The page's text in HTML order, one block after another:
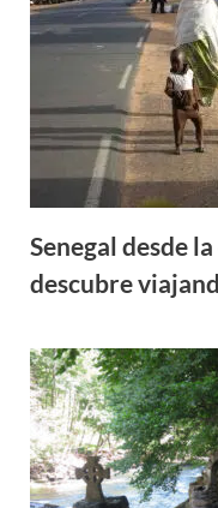
Senegal desde
descubre